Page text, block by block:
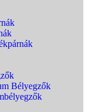
Bélyegzők